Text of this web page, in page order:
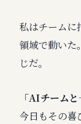
私はチームに
領域で動いた
じだ。
「AIチーム
今日もその喜